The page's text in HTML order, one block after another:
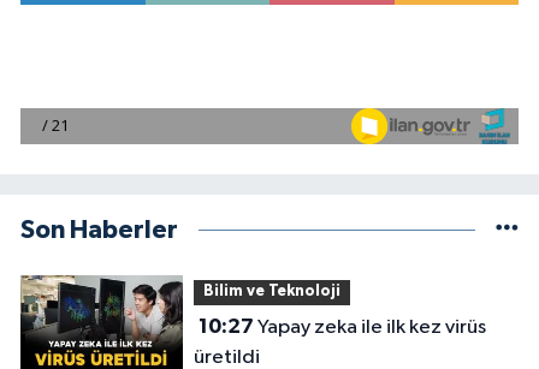
Son Haberler
Bilim ve Teknoloji
10:27
üretildi